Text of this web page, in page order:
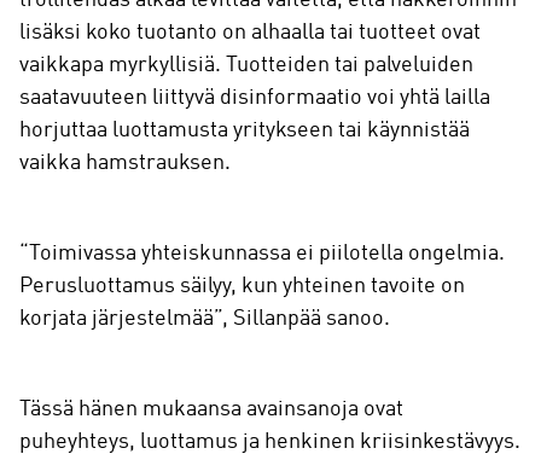
lisäksi koko tuotanto on alhaalla tai tuotteet ovat
vaikkapa myrkyllisiä. Tuotteiden tai palveluiden
saatavuuteen liittyvä disinformaatio voi yhtä lailla
horjuttaa luottamusta yritykseen tai käynnistää
vaikka hamstrauksen.
“Toimivassa yhteiskunnassa ei piilotella ongelmia.
Perusluottamus säilyy, kun yhteinen tavoite on
korjata järjestelmää”, Sillanpää sanoo.
Tässä hänen mukaansa avainsanoja ovat
puheyhteys, luottamus ja henkinen kriisinkestävyys.